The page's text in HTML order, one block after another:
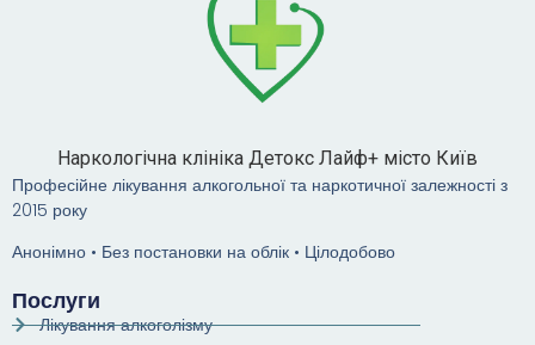
Наркологічна клініка Детокс Лайф+ місто Київ
Професійне лікування алкогольної та наркотичної залежності з
2015 року
Анонімно • Без постановки на облік • Цілодобово
Послуги
Лікування алкоголізму